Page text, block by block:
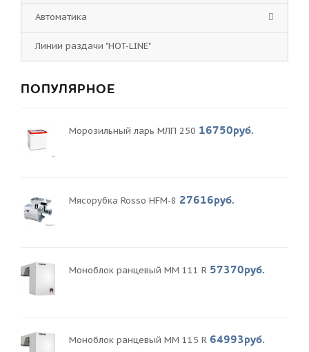
Автоматика
Линии раздачи "HOT-LINE"
ПОПУЛЯРНОЕ
Морозильный ларь МЛП 250 16750руб.
Мясорубка Rosso HFM-8 27616руб.
Моноблок ранцевый MM 111 R 57370руб.
Моноблок ранцевый MM 115 R 64993руб.